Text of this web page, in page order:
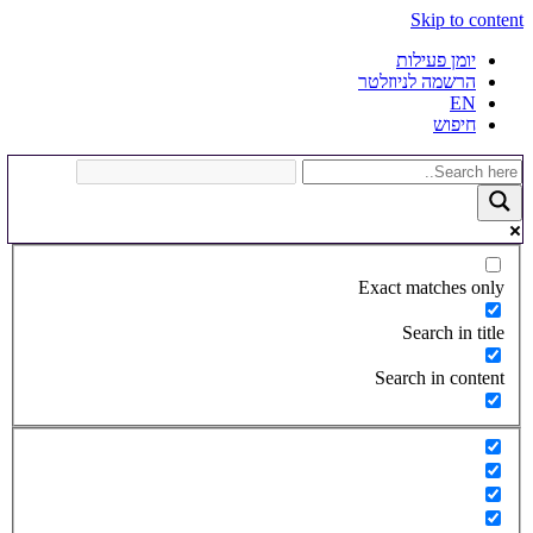
Skip to content
יומן פעילות
הרשמה לניוזלטר
EN
חיפוש
Exact matches only
Search in title
Search in content